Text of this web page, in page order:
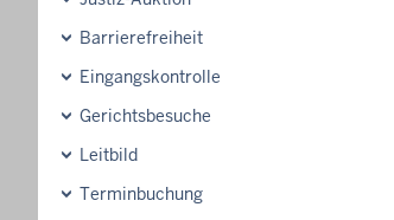
Barrierefreiheit
Eingangskontrolle
Gerichtsbesuche
Leitbild
Terminbuchung